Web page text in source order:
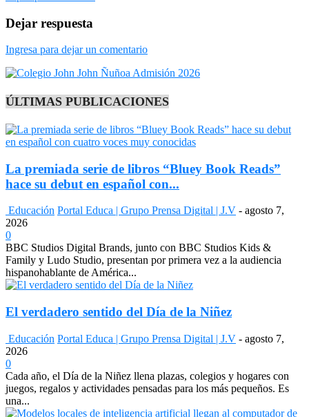
Dejar respuesta
Ingresa para dejar un comentario
ÚLTIMAS PUBLICACIONES
La premiada serie de libros “Bluey Book Reads”
hace su debut en español con...
Educación Portal Educa | Grupo Prensa Digital | J.V - agosto 7,
2026
0
BBC Studios Digital Brands, junto con BBC Studios Kids &
Family y Ludo Studio, presentan por primera vez a la audiencia
hispanohablante de América...
El verdadero sentido del Día de la Niñez
Educación Portal Educa | Grupo Prensa Digital | J.V - agosto 7,
2026
0
Cada año, el Día de la Niñez llena plazas, colegios y hogares con
juegos, regalos y actividades pensadas para los más pequeños. Es
una...